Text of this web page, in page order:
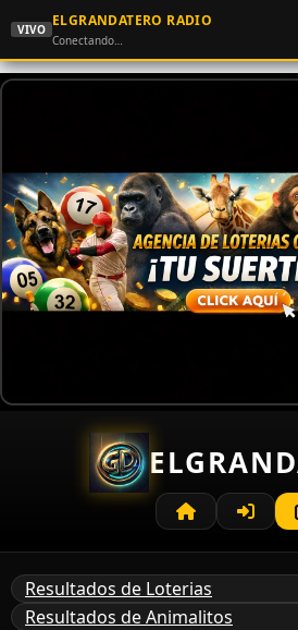
VIVO
ELGRANDATERO RADIO
Conectando…
Resultados de Loterias
Resultados de Animalitos